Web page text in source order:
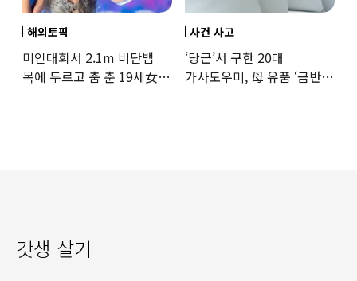
해외토픽
미인대회서 2.1m 비단뱀
목에 두르고 춤 춘 19세女
사건 사고
‘당근’서 구한 20대
가사도우미, 母 유품 ‘금반지
갓생 살기